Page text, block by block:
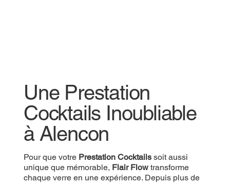
Une Prestation
Cocktails Inoubliable
à Alencon
Pour que votre Prestation Cocktailssoit aussi
unique que mémorable, Flair Flowtransforme
chaque verre en une expérience. Depuis plus de